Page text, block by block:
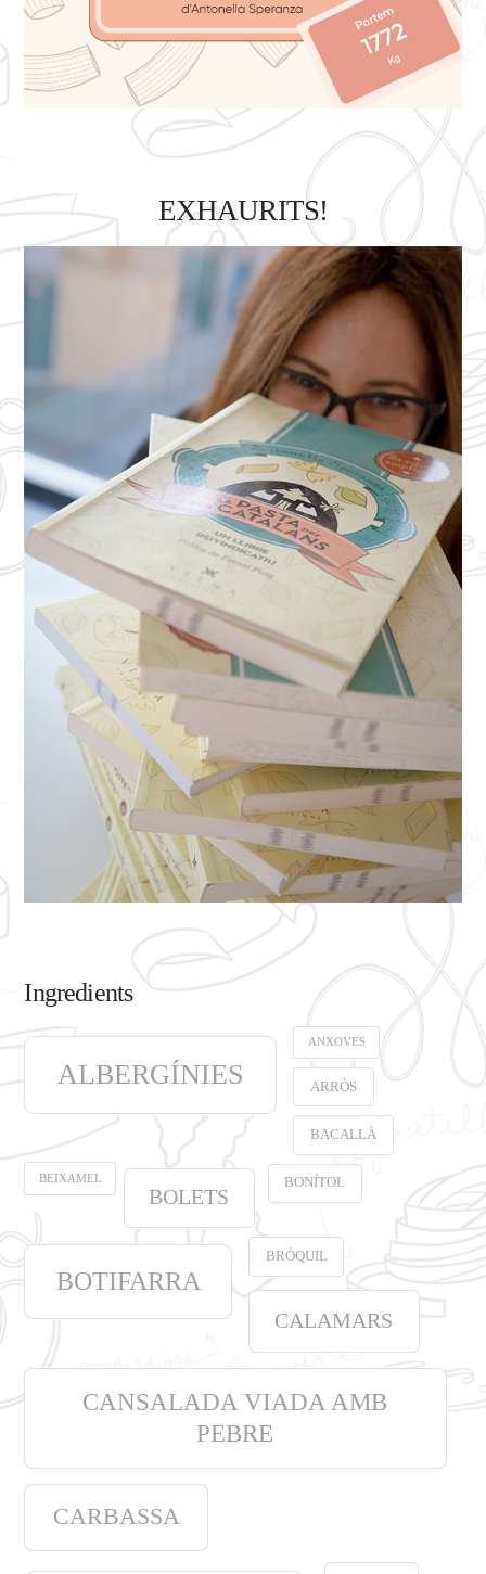
EXHAURITS!
Ingredients
ALBERGÍNIES
ANXOVES
ARRÒS
BACALLÀ
BEIXAMEL
BOLETS
BONÍTOL
BOTIFARRA
BRÒQUIL
CALAMARS
CANSALADA VIADA AMB
PEBRE
CARBASSA